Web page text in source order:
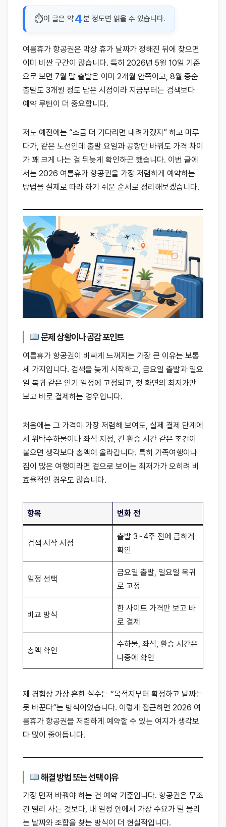
이 글은 약4분 정도면 읽을 수 있습니다.
여름휴가 항공권은 막상 휴가 날짜가 정해진 뒤에 찾으면
이미 비싼 구간이 많습니다. 특히 2026년 5월 10일 기준
으로 보면 7월 말 출발은 이미 2개월 안쪽이고, 8월 중순
출발도 3개월 정도 남은 시점이라 지금부터는 검색보다
예약 루틴이 더 중요합니다.
저도 예전에는 “조금 더 기다리면 내려가겠지” 하고 미루
다가, 같은 노선인데 출발 요일과 공항만 바꿔도 가격 차이
가 꽤 크게 나는 걸 뒤늦게 확인하곤 했습니다. 이번 글에
서는 2026 여름휴가 항공권을 가장 저렴하게 예약하는
방법을 실제로 따라 하기 쉬운 순서로 정리해보겠습니다.
문제 상황이나 공감 포인트
여름휴가 항공권이 비싸게 느껴지는 가장 큰 이유는 보통
세 가지입니다. 검색을 늦게 시작하고, 금요일 출발과 일요
일 복귀 같은 인기 일정에 고정되고, 첫 화면의 최저가만
보고 바로 결제하는 경우입니다.
처음에는 그 가격이 가장 저렴해 보여도, 실제 결제 단계에
서 위탁수하물이나 좌석 지정, 긴 환승 시간 같은 조건이
붙으면 생각보다 총액이 올라갑니다. 특히 가족여행이나
짐이 많은 여행이라면 겉으로 보이는 최저가가 오히려 비
효율적인 경우도 많습니다.
항목 변화 전
검색 시작 시점
출발 3~4주 전에 급하게
확인
일정 선택
금요일 출발, 일요일 복귀
로 고정
비교 방식
한 사이트 가격만 보고 바
로 결제
총액 확인
수하물, 좌석, 환승 시간은
나중에 확인
제 경험상 가장 흔한 실수는 “목적지부터 확정하고 날짜는
못 바꾼다”는 방식이었습니다. 이렇게 접근하면 2026 여
름휴가 항공권을 저렴하게 예약할 수 있는 여지가 생각보
다 많이 줄어듭니다.
해결 방법 또는 선택 이유
가장 먼저 바꿔야 하는 건 예약 기준입니다. 항공권은 무조
건 빨리 사는 것보다, 내 일정 안에서 가장 수요가 덜 몰리
는 날짜와 조합을 찾는 방식이 더 현실적입니다.